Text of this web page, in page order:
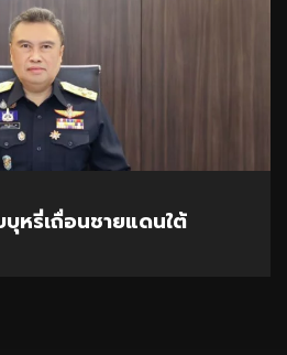
หรี่เถื่อนชายแดนใต้